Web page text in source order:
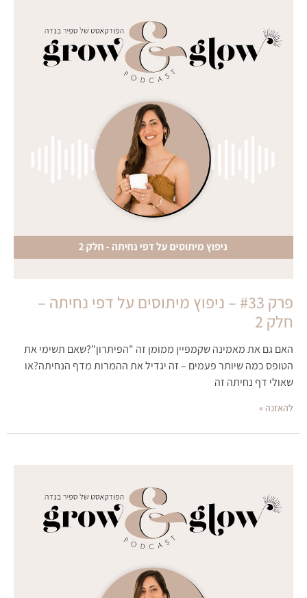
פרק #33 – ניפוץ מיתוסים על דפי נחיתה –
חלק 2
האם גם את מאמינה שקמפיין ממומן זה "הפיתרון"?שאם תשימי את
הטופס כמה שיותר פעמים – זה יגדיל את ההמרות מדף הנחיתה?או
שאולי דף נחיתה זה
להאזנה »